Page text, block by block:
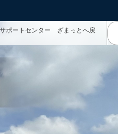
ポートセンター ざまっとへ戻